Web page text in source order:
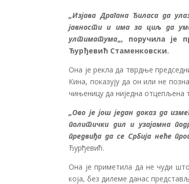
„Изјава Драгана Ђиласа да
јавности и има за циљ да
ултиматума„, поручила је
Ђурђевић Стаменковски.
Она је рекла да тврдње
Кина, показују да он или не
чињеницу да ниједна отцепљена
„Ово је још један доказ да
политички дил и узајамна
предвиђа да се Србија неће
Ђурђевић.
Она је приметила да не чуди
која, без дилеме данас